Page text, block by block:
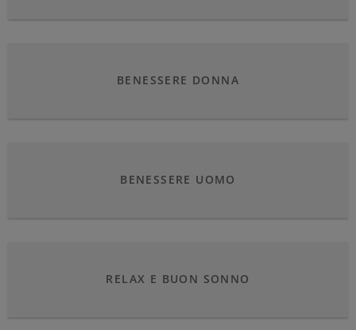
BENESSERE DONNA
BENESSERE UOMO
RELAX E BUON SONNO